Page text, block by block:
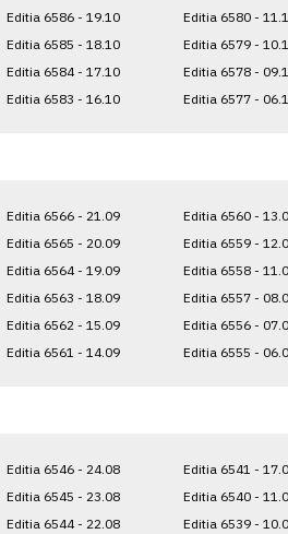
Editia 6586 - 19.10
Editia 6585 - 18.10
Editia 6584 - 17.10
Editia 6583 - 16.10
Editia 6580 -
Editia 6579 -
Editia 6578 -
Editia 6577 -
Editia 6566 - 21.09
Editia 6565 - 20.09
Editia 6564 - 19.09
Editia 6563 - 18.09
Editia 6562 - 15.09
Editia 6561 - 14.09
Editia 6560 -
Editia 6559 -
Editia 6558 -
Editia 6557 -
Editia 6556 -
Editia 6555 -
Editia 6546 - 24.08
Editia 6545 - 23.08
Editia 6544 - 22.08
Editia 6541 -
Editia 6540 -
Editia 6539 -